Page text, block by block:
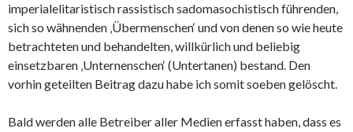
imperialelitaristisch rassistisch sadomasochistisch führenden,
sich so wähnenden ‚Übermenschen‘ und von denen so wie heute
betrachteten und behandelten, willkürlich und beliebig
einsetzbaren ‚Unternenschen‘ (Untertanen) bestand. Den
vorhin geteilten Beitrag dazu habe ich somit soeben gelöscht.
Bald werden alle Betreiber aller Medien erfasst haben, dass es